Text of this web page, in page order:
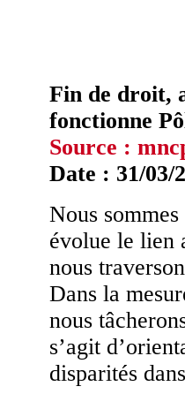
Fin de droit,
fonctionne
Source :
Date : 31/03/
Nous
évolue le lien
nous
Dans la
nous
s’agit
disparités